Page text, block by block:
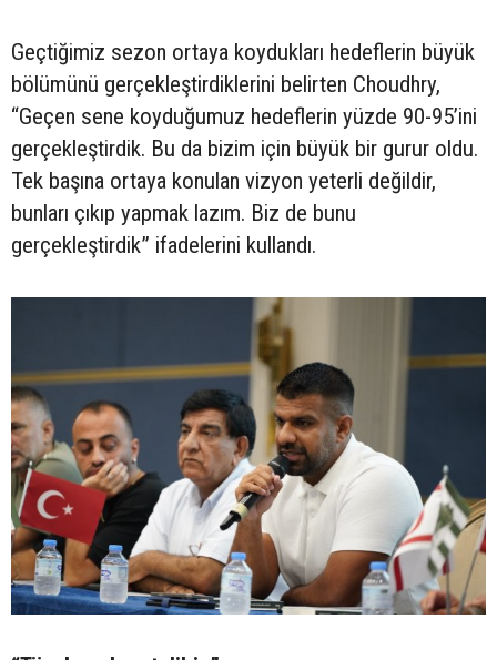
Geçtiğimiz sezon ortaya koydukları hedeflerin büyük
bölümünü gerçekleştirdiklerini belirten Choudhry,
“Geçen sene koyduğumuz hedeflerin yüzde 90-95’ini
gerçekleştirdik. Bu da bizim için büyük bir gurur oldu.
Tek başına ortaya konulan vizyon yeterli değildir,
bunları çıkıp yapmak lazım. Biz de bunu
gerçekleştirdik” ifadelerini kullandı.